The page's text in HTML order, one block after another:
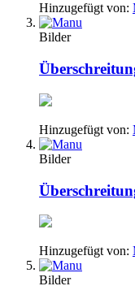
Hinzugefügt von:
Bilder
Hinzugefügt von:
Bilder
Hinzugefügt von:
Bilder